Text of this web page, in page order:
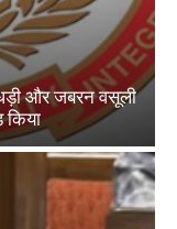
और जबरन वसूली